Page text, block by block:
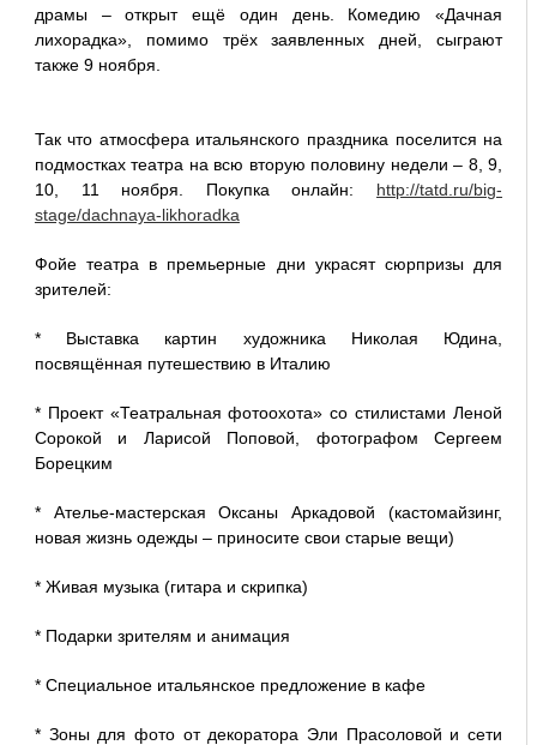
драмы – открыт ещё один день. Комедию «Дачная
лихорадка», помимо трёх заявленных дней, сыграют
также 9 ноября.
Так что атмосфера итальянского праздника поселится на
подмостках театра на всю вторую половину недели – 8, 9,
10, 11 ноября. Покупка онлайн: http://tatd.ru/big-
stage/dachnaya-likhoradka
Фойе театра в премьерные дни украсят сюрпризы для
зрителей:
* Выставка картин художника Николая Юдина,
посвящённая путешествию в Италию
* Проект «Театральная фотоохота» со стилистами Леной
Сорокой и Ларисой Поповой, фотографом Сергеем
Борецким
* Ателье-мастерская Оксаны Аркадовой (кастомайзинг,
новая жизнь одежды – приносите свои старые вещи)
* Живая музыка (гитара и скрипка)
* Подарки зрителям и анимация
* Специальное итальянское предложение в кафе
* Зоны для фото от декоратора Эли Прасоловой и сети